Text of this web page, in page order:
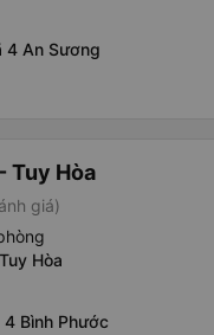
4 An Sương
Tuy Hòa
giá)
Hòa
4 Bình Phước